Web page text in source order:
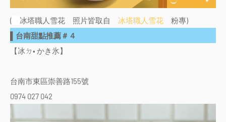
( 冰塔職人雪花 照片皆取自 冰塔職人雪花 粉專)
▌台南甜點推薦＃４
【冰ㄉ• かき氷】
台南市東區崇善路155號
0974 027 042